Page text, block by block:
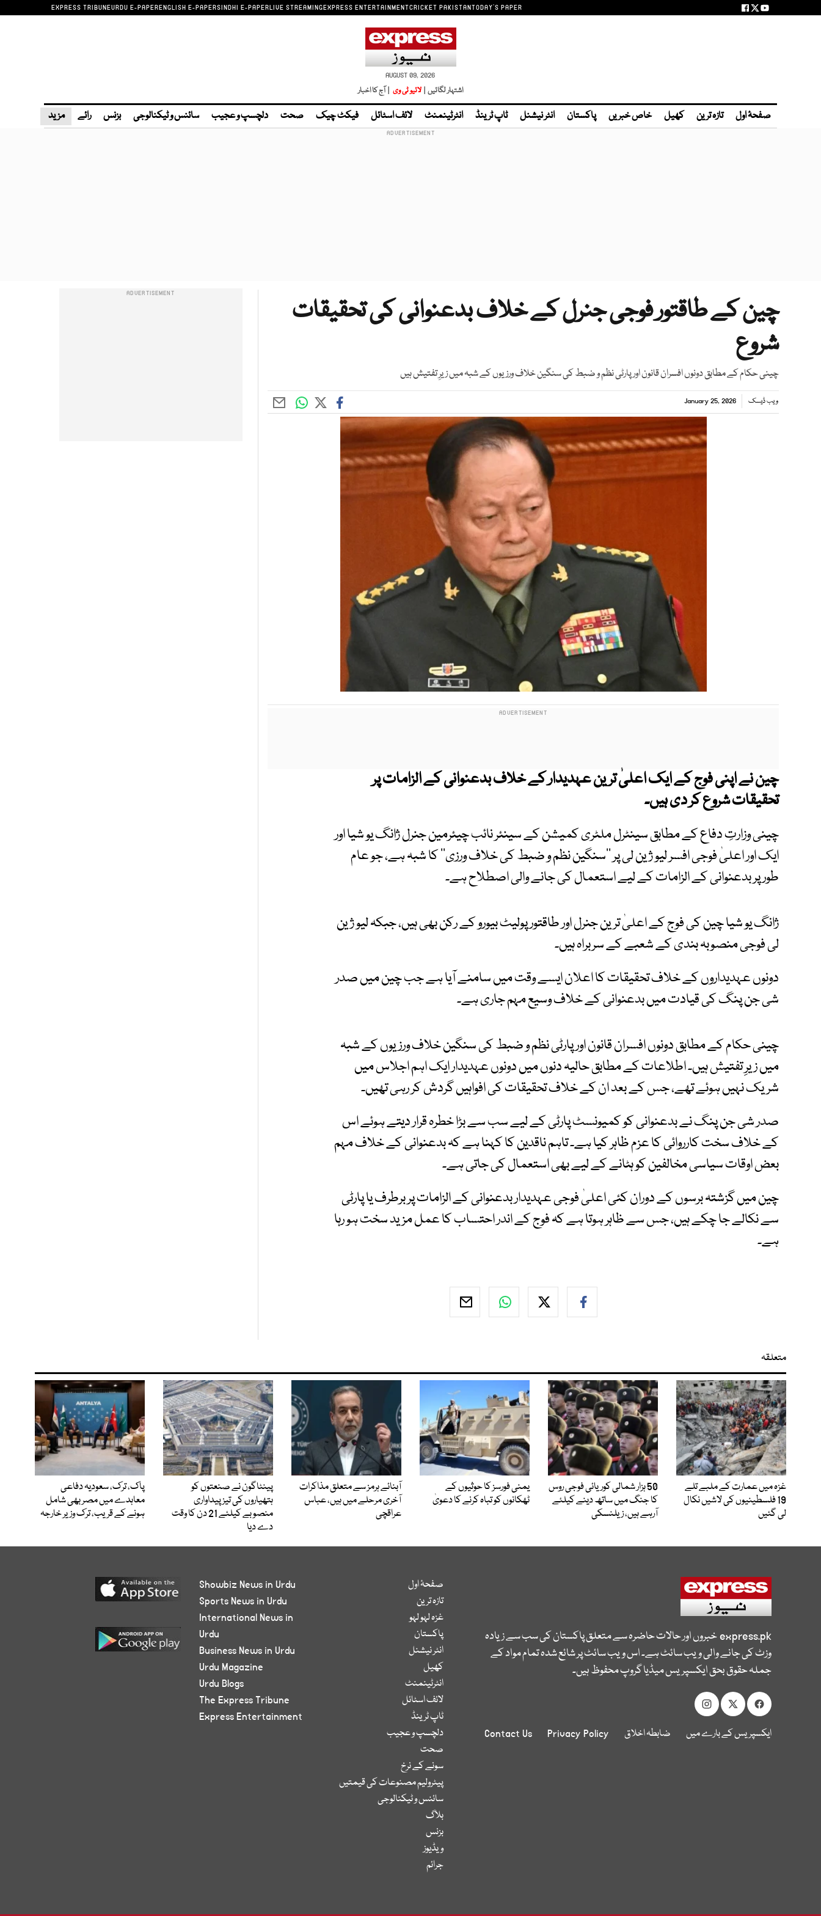
EXPRESS TRIBUNEURDU E-PAPERENGLISH E-PAPERSINDHI E-PAPERLIVE STREAMINGEXPRESS ENTERTAINMENTCRICKET PAKISTANTODAY'S PAPER
AUGUST 09, 2026
اشتہار لگائیں | لائیو ٹی وی | آج کا اخبار
صفحۂ اول تازہ ترین کھیل خاص خبریں پاکستان انٹر نیشنل ٹاپ ٹرینڈ انٹرٹینمنٹ لائف اسٹائل فیکٹ چیک صحت دلچسپ و عجیب سائنس و ٹیکنالوجی بزنس رائے مزید
چین کے طاقتور فوجی جنرل کے خلاف بدعنوانی کی تحقیقات
شروع
چینی حکام کے مطابق دونوں افسران قانون اور پارٹی نظم و ضبط کی سنگین خلاف ورزیوں کے شبہ میں زیرِ تفتیش ہیں
ویب ڈیسک January 25, 2026
چین نے اپنی فوج کے ایک اعلیٰ ترین عہدیدار کے خلاف بدعنوانی کے الزامات پر
تحقیقات شروع کر دی ہیں۔
چینی وزارتِ دفاع کے مطابق سینٹرل ملٹری کمیشن کے سینئر نائب چیئرمین جنرل ژانگ یو شیا اور
ایک اور اعلیٰ فوجی افسر لیو ژین لی پر ’’سنگین نظم و ضبط کی خلاف ورزی‘‘ کا شبہ ہے، جو عام
طور پر بدعنوانی کے الزامات کے لیے استعمال کی جانے والی اصطلاح ہے۔
ژانگ یو شیا چین کی فوج کے اعلیٰ ترین جنرل اور طاقتور پولیٹ بیورو کے رکن بھی ہیں، جبکہ لیو ژین
لی فوجی منصوبہ بندی کے شعبے کے سربراہ ہیں۔
دونوں عہدیداروں کے خلاف تحقیقات کا اعلان ایسے وقت میں سامنے آیا ہے جب چین میں صدر
شی جن پنگ کی قیادت میں بدعنوانی کے خلاف وسیع مہم جاری ہے۔
چینی حکام کے مطابق دونوں افسران قانون اور پارٹی نظم و ضبط کی سنگین خلاف ورزیوں کے شبہ
میں زیرِ تفتیش ہیں۔ اطلاعات کے مطابق حالیہ دنوں میں دونوں عہدیدار ایک اہم اجلاس میں
شریک نہیں ہوئے تھے، جس کے بعد ان کے خلاف تحقیقات کی افواہیں گردش کر رہی تھیں۔
صدر شی جن پنگ نے بدعنوانی کو کمیونسٹ پارٹی کے لیے سب سے بڑا خطرہ قرار دیتے ہوئے اس
کے خلاف سخت کارروائی کا عزم ظاہر کیا ہے۔ تاہم ناقدین کا کہنا ہے کہ بدعنوانی کے خلاف مہم
بعض اوقات سیاسی مخالفین کو ہٹانے کے لیے بھی استعمال کی جاتی ہے۔
چین میں گزشتہ برسوں کے دوران کئی اعلیٰ فوجی عہدیدار بدعنوانی کے الزامات پر برطرف یا پارٹی
سے نکالے جا چکے ہیں، جس سے ظاہر ہوتا ہے کہ فوج کے اندر احتساب کا عمل مزید سخت ہو رہا
ہے۔
متعلقہ
غزہ میں عمارت کے ملبے تلے
19 فلسطینیوں کی لاشیں نکال
لی گئیں
50 ہزار شمالی کوریائی فوجی روس
کا جنگ میں ساتھ دینے کیلئے
آرہے ہیں، زیلنسکی
یمنی فورسز کا حوثیوں کے
ٹھکانوں کو تباہ کرنے کا دعویٰ
آبنائے ہرمز سے متعلق مذاکرات
آخری مرحلے میں ہیں، عباس
عراقچی
پینٹاگون نے صنعتوں کو
ہتھیاروں کی تیز پیداواری
منصوبے کیلئے 21 دن کا وقت
دے دیا
پاک، ترک، سعودیہ دفاعی
معاہدے میں مصر بھی شامل
ہونے کے قریب، ترک وزیر خارجہ
express.pkخبروں اور حالات حاضرہ سے متعلق پاکستان کی سب سے زیادہ
وزٹ کی جانے والی ویب سائٹ ہے۔ اس ویب سائٹ پر شائع شدہ تمام مواد کے
جملہ حقوق بحق ایکسپریس میڈیا گروپ محفوظ ہیں۔
ایکسپریس کے بارے میں ضابطہ اخلاق Privacy Policy
Contact Us
صفحۂ اول
تازہ ترین
غزہ لہو لہو
پاکستان
انٹر نیشنل
کھیل
انٹرٹینمنٹ
لائف اسٹائل
ٹاپ ٹرینڈ
دلچسپ و عجیب
صحت
سونے کے نرخ
پیٹرولیم مصنوعات کی قیمتیں
سائنس و ٹیکنالوجی
بلاگ
بزنس
ویڈیوز
جرائم
Showbiz News in Urdu
Sports News in Urdu
International News in
Urdu
Business News in Urdu
Urdu Magazine
Urdu Blogs
The Express Tribune
Express Entertainment